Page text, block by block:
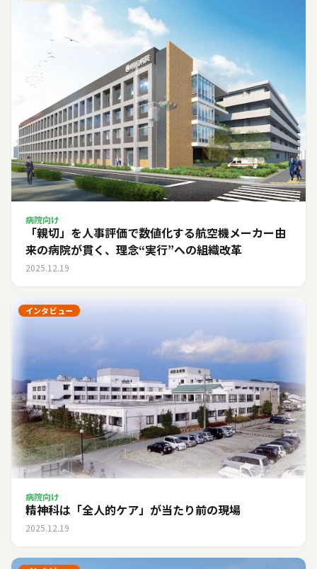
病院向け
「親切」を人事評価で数値化する――航空機メーカー由
来の病院が貫く、理念“実行”への組織改革
2025.12.19
インタビュー
病院向け
精神科は「全人的ケア」が当たり前の現場
2025.12.19